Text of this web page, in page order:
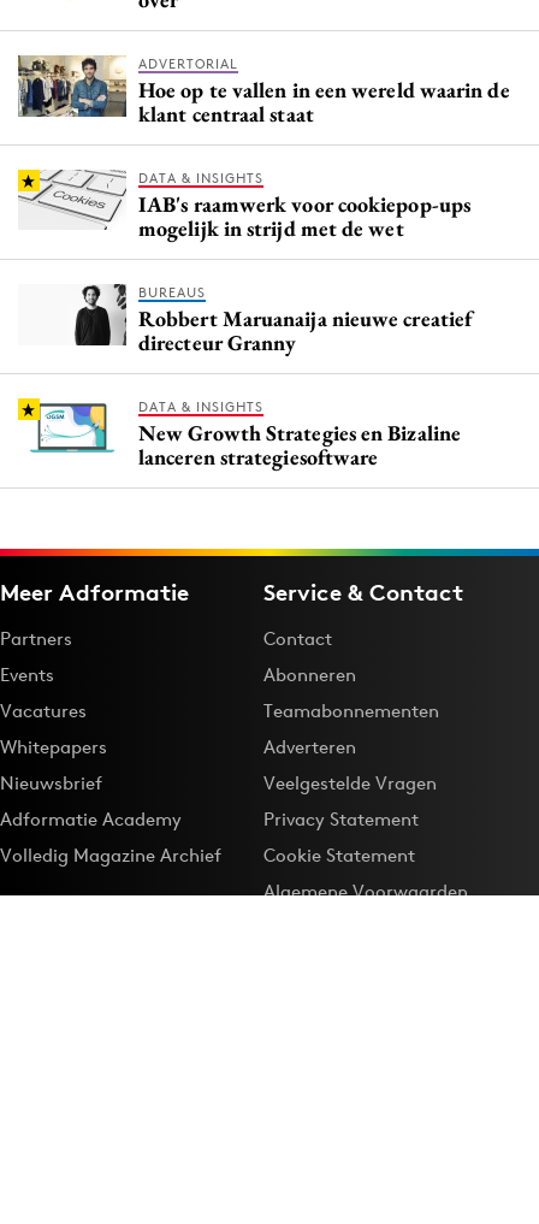
ADVERTORIAL
Hoe op te vallen in een wereld waarin de
klant centraal staat
DATA & INSIGHTS
IAB's raamwerk voor cookiepop-ups
mogelijk in strijd met de wet
BUREAUS
Robbert Maruanaija nieuwe creatief
directeur Granny
DATA & INSIGHTS
New Growth Strategies en Bizaline
lanceren strategiesoftware
Meer Adformatie
Partners
Events
Vacatures
Whitepapers
Nieuwsbrief
Adformatie Academy
Volledig Magazine Archief
Service & Contact
Contact
Abonneren
Teamabonnementen
Adverteren
Veelgestelde Vragen
Privacy Statement
Cookie Statement
Algemene Voorwaarden